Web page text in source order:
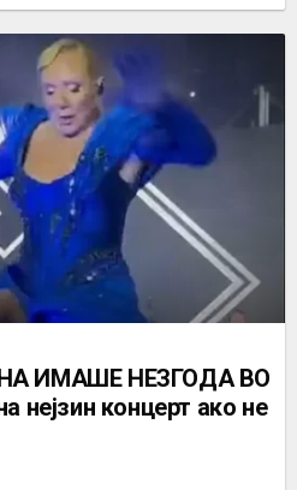
ИМАШЕ НЕЗГОДА ВО
нејзин концерт ако не